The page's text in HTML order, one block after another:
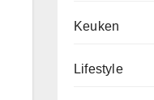
Keuken
Lifestyle